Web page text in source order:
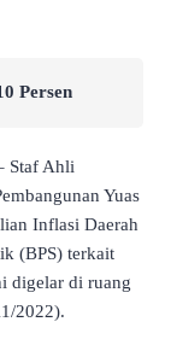
Persen
Staf Ahli
Yuas
Inflasi Daerah
(BPS) terkait
digelar di ruang
2022).